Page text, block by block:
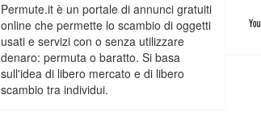
Permute.it è un portale di annunci gratuiti
online che permette lo scambio di oggetti
usati e servizi con o senza utilizzare
denaro: permuta o baratto. Si basa
sull'idea di libero mercato e di libero
scambio tra individui.